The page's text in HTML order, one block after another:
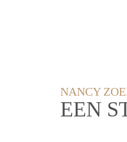
NANCY
EEN